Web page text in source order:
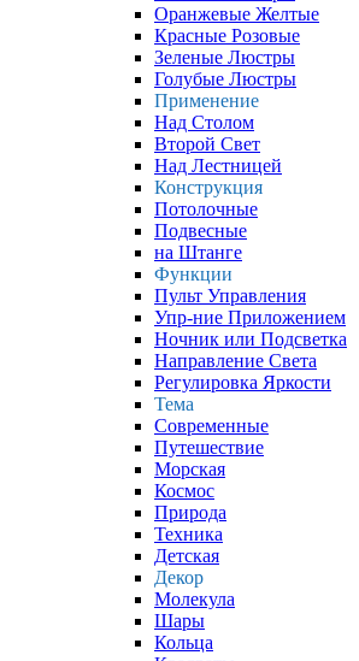
Оранжевые Желтые
Красные Розовые
Зеленые Люстры
Голубые Люстры
Применение
Над Столом
Второй Свет
Над Лестницей
Конструкция
Потолочные
Подвесные
на Штанге
Функции
Пульт Управления
Упр-ние Приложением
Ночник или Подсветка
Направление Света
Регулировка Яркости
Тема
Современные
Путешествие
Морская
Космос
Природа
Техника
Детская
Декор
Молекула
Шары
Кольца